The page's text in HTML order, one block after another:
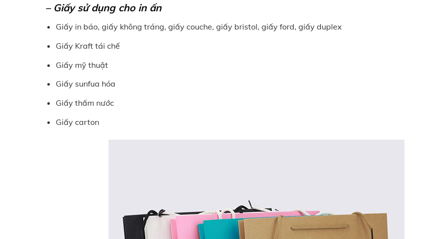
– Giấy sử dụng cho in ấn
Giấy in báo, giấy không tráng, giấy couche, giấy bristol, giấy ford, giấy duplex
Giấy Kraft tái chế
Giấy mỹ thuật
Giấy sunfua hóa
Giấy thấm nước
Giấy carton